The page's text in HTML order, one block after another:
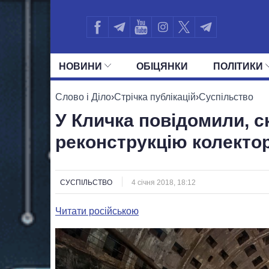
НОВИНИ ОБIЦЯНКИ ПОЛIТИКИ
УСІ ПОЛІТИКИ ПРЕЗИДЕНТ І ОФІС
Слово і Діло›Стрічка публікацій›Суспільство
У Кличка повідомили,
реконструкцію
СУСПІЛЬСТВО 4 січня 2018, 18:12
Читати російською